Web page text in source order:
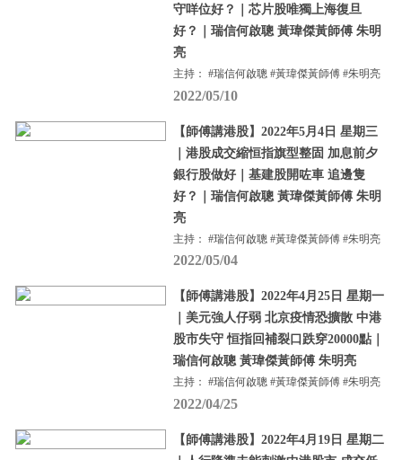
守咩位好？｜芯片股唯獨上海復旦
好？｜瑞信何啟聰 黃瑋傑黃師傅 朱明
亮
主持： #瑞信何啟聰 #黃瑋傑黃師傅 #朱明亮
2022/05/10
【師傅講港股】2022年5月4日 星期三
｜港股成交縮恒指旗型整固 加息前夕
銀行股做好｜基建股開咗車 追邊隻
好？｜瑞信何啟聰 黃瑋傑黃師傅 朱明
亮
主持： #瑞信何啟聰 #黃瑋傑黃師傅 #朱明亮
2022/05/04
【師傅講港股】2022年4月25日 星期一
｜美元強人仔弱 北京疫情恐擴散 中港
股市失守 恒指回補裂口跌穿20000點｜
瑞信何啟聰 黃瑋傑黃師傅 朱明亮
主持： #瑞信何啟聰 #黃瑋傑黃師傅 #朱明亮
2022/04/25
【師傅講港股】2022年4月19日 星期二